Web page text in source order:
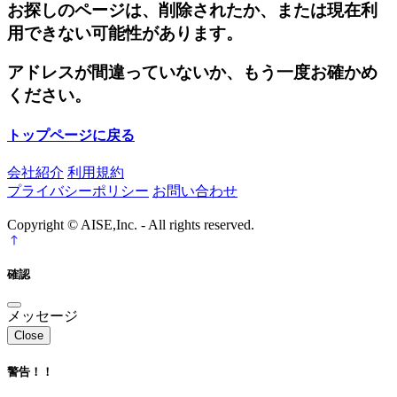
お探しのページは、削除されたか、または現在利
用できない可能性があります。
アドレスが間違っていないか、もう一度お確かめ
ください。
トップページに戻る
会社紹介 利用規約
プライバシーポリシー お問い合わせ
Copyright © AISE,Inc. - All rights reserved.
確認
メッセージ
Close
警告！！